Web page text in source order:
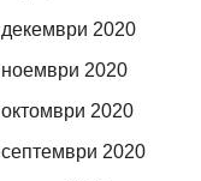
декември 2020
ноември 2020
октомври 2020
септември 2020